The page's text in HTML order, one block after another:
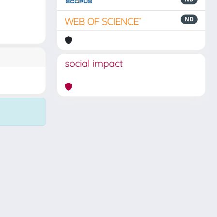
ND
social impact